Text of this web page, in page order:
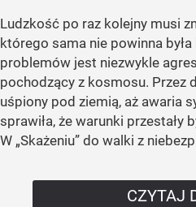
Ludzkość po raz kolejny musi
którego sama nie powinna
problemów jest niezwykle
pochodzący z kosmosu. Przez
uśpiony pod ziemią, aż awaria
sprawiła, że warunki przestały
W „Skażeniu” do walki z
CZYTAJ